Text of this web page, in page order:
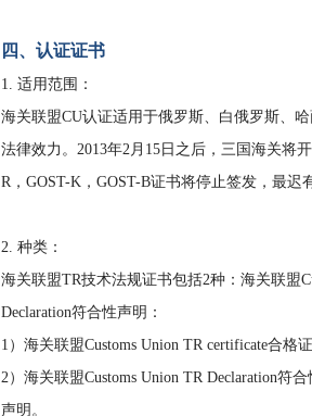
四、认证证书
1. 适用范围：
海关联盟CU认证适用于俄罗斯、白俄罗斯、
法律效力。2013年2月15日之后，三国海关将
R，GOST-K，GOST-B证书将停止签发，最迟
2. 种类：
海关联盟TR技术法规证书包括2种：海关联盟
Declaration符合性声明：
1）海关联盟Customs Union TR certificate合
2）海关联盟Customs Union TR Declaration
声明。